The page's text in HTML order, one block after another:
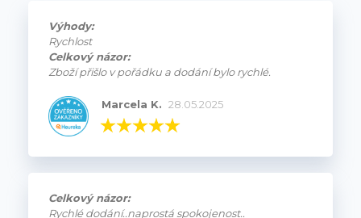
Výhody:
Rychlost
Celkový názor:
Zboží přišlo v pořádku a dodání bylo rychlé.
Marcela K. 28.05.2025
Celkový názor:
Rychlé dodání..naprostá spokojenost..